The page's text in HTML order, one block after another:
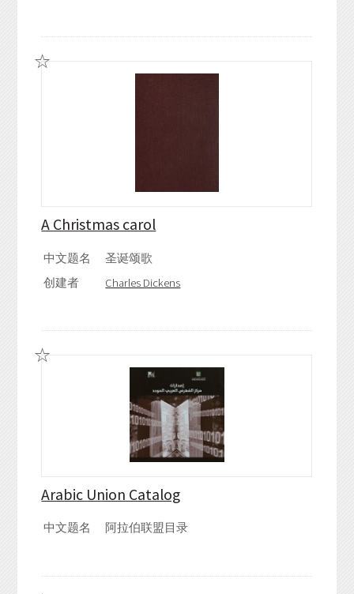
A Christmas carol
中文题名
圣诞颂歌
创建者
Charles Dickens
Arabic Union Catalog
中文题名 阿拉伯联盟目录